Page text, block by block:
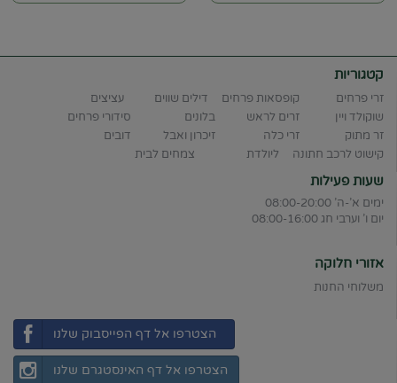
קטגוריות
זרי פרחים קופסאות פרחים דילים שווים
עציצים
שוקולד ויין
זרים לראש בלונים
סידורי פרחים
זר מתוק
זרי כלה זיכרון ואבל
דובים
קישוט לרכב חתונה
ליולדת צמחים לבית
שעות פעילות
ימים א'-ה' 08:00-20:00
יום ו' וערבי חג 08:00-16:00
אזורי חלוקה
משלוחי החנות
הצטרפו אל דף הפייסבוק שלנו
הצטרפו אל דף האינסטגרם שלנו